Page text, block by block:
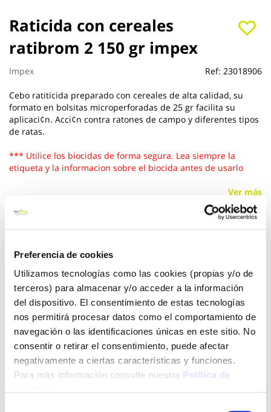
Preferencia de cookies
Utilizamos tecnologías como las cookies (propias y/o de
terceros) para almacenar y/o acceder a la información
del dispositivo. El consentimiento de estas tecnologías
nos permitirá procesar datos como el comportamiento de
navegación o las identificaciones únicas en este sitio. No
consentir o retirar el consentimiento, puede afectar
negativamente a ciertas características y funciones.
Para más información consulte nuestra Política de
Raticida con cereales
ratibrom 2 150 gr impex
Impex Ref: 23018906
Cebo ratiticida preparado con cereales de alta calidad, su
formato en bolsitas microperforadas de 25 gr facilita su
aplicaci¢n. Acci¢n contra ratones de campo y diferentes tipos
de ratas.
*** Utilice los biocidas de forma segura. Lea siempre la
etiqueta y la informacion sobre el biocida antes de usarlo
Ver más
3,00 €
Añadir al carrito
Click&Collect - Recogida gratis
en nuestras tiendas
Envío a domicilio:
Saltar
al
comienzo
de
la
galería
de
imágenes